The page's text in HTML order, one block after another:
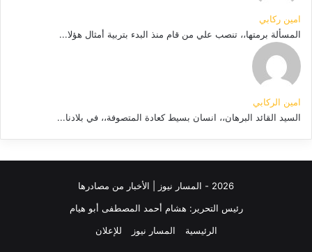
امين ركابي
المسألة برمتها،، تنصب علي من قام منذ البدء بتربية أمثال هؤلا...
امين الركابي
السيد القائد البرهان،، انسان بسيط كعادة المتصوفة،، في بلادنا...
2026 - المسار نيوز | الأخبار من مصادرها
رئيس التحرير: هشام أحمد المصطفى أبو هيام
الرئيسية
المسار نيوز للإعلان